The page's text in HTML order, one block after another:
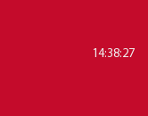
14:38:28